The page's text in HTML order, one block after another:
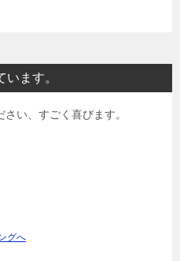
ます。
い、すごく喜びます。
グへ